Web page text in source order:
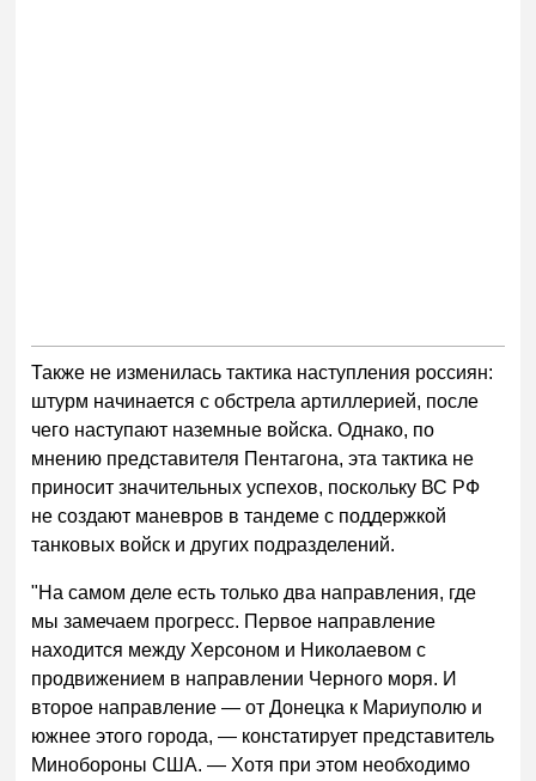
Также не изменилась тактика наступления россиян:
штурм начинается с обстрела артиллерией, после
чего наступают наземные войска. Однако, по
мнению представителя Пентагона, эта тактика не
приносит значительных успехов, поскольку ВС РФ
не создают маневров в тандеме с поддержкой
танковых войск и других подразделений.
"На самом деле есть только два направления, где
мы замечаем прогресс. Первое направление
находится между Херсоном и Николаевом с
продвижением в направлении Черного моря. И
второе направление — от Донецка к Мариуполю и
южнее этого города, — констатирует представитель
Минобороны США. — Хотя при этом необходимо